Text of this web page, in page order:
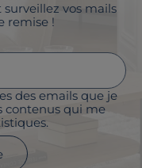
vos mails
remise !
des emails que je
contenus qui me